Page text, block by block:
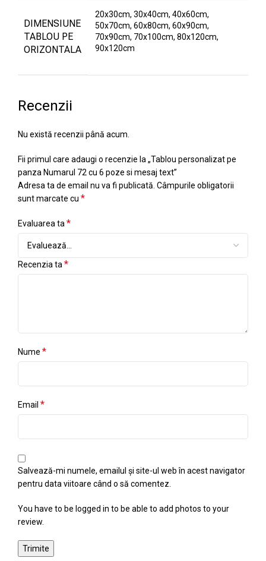
DIMENSIUNE
TABLOU PE
ORIZONTALA
20x30cm, 30x40cm, 40x60cm,
50x70cm, 60x80cm, 60x90cm,
70x90cm, 70x100cm, 80x120cm,
90x120cm
Recenzii
Nu există recenzii până acum.
Fii primul care adaugi o recenzie la „Tablou personalizat pe
panza Numarul 72 cu 6 poze si mesaj text”
Adresa ta de email nu va fi publicată. Câmpurile obligatorii
sunt marcate cu *
Evaluarea ta*
Recenzia ta*
Nume *
Email *
Salvează-mi numele, emailul și site-ul web în acest navigator
pentru data viitoare când o să comentez.
You have to be logged in to be able to add photos to your
review.